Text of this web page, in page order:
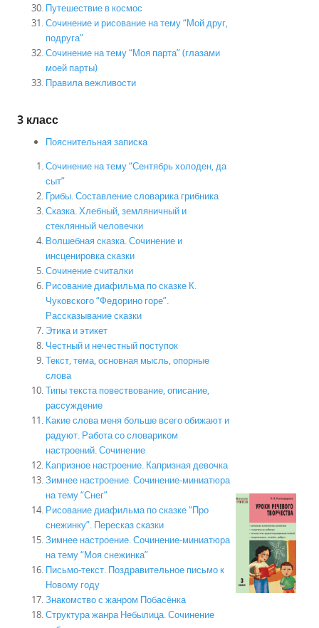
Путешествие в космос
Сочинение и рисование на тему “Мой друг,
подруга”
Сочинение на тему “Моя парта” (глазами
моей парты)
Правила вежливости
3 класс
Пояснительная записка
Сочинение на тему “Сентябрь холоден, да
сыт”
Грибы. Составление словарика грибника
Сказка. Хлебный, земляничный и
стеклянный человечки
Волшебная сказка. Сочинение и
инсценировка сказки
Сочинение считалки
Рисование диафильма по сказке К.
Чуковского “Федорино горе”.
Рассказывание сказки
Этика и этикет
Честный и нечестный поступок
Текст, тема, основная мысль, опорные
слова
Типы текста повествование, описание,
рассуждение
Какие слова меня больше всего обижают и
радуют. Работа со словариком
настроений. Сочинение
Капризное настроение. Капризная девочка
Зимнее настроение. Сочинение-миниатюра
на тему “Снег”
Рисование диафильма по сказке “Про
снежинку”. Пересказ сказки
Зимнее настроение. Сочинение-миниатюра
на тему “Моя снежинка”
Письмо-текст. Поздравительное письмо к
Новому году
Знакомство с жанром Побасёнка
Структура жанра Небылица. Сочинение